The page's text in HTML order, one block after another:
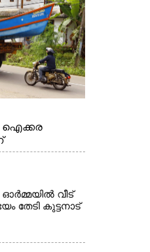
ഐക്കര
നിന്ന്
ഓർമ്മയിൽ വീട്
തേടി കുട്ടനാട്